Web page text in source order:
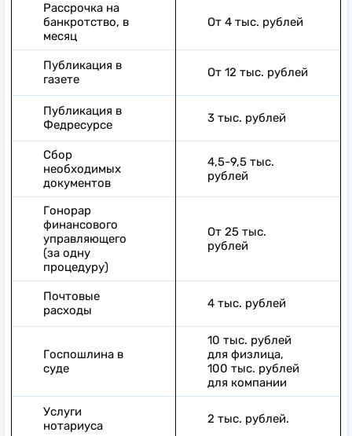
Рассрочка на
банкротство, в
месяц
От 4 тыс. рублей
Публикация в
газете
От 12 тыс. рублей
Публикация в
Федресурсе
3 тыс. рублей
Сбор
необходимых
документов
4,5-9,5 тыс.
рублей
Гонорар
финансового
управляющего
(за одну
процедуру)
От 25 тыс.
рублей
Почтовые
расходы
4 тыс. рублей
Госпошлина в
суде
10 тыс. рублей
для физлица,
100 тыс. рублей
для компании
Услуги
нотариуса
2 тыс. рублей.